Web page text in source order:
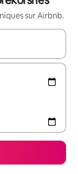
sur Airbnb.
les en utilisant